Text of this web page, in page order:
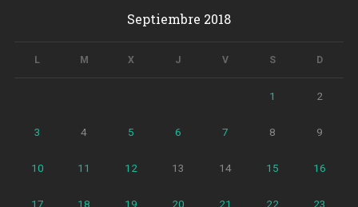
altura
será
Septiembre 2018
L M X J V S D
1 2
3 4 5 6 7 8 9
10 11 12 13 14 15 16
17 18 19 20 21 22 23